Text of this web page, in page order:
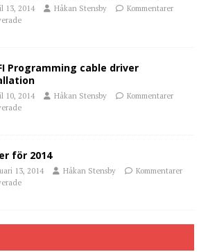
13, 2014 Håkan Stensby
Kommentarer
Programming cable driver
10, 2014 Håkan Stensby
Kommentarer
för 2014
13, 2014 Håkan Stensby
Kommentarer